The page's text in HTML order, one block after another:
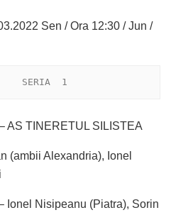
Sen / Ora 12:30 / Jun /
                           SERIA  1
AS TINERETUL SILISTEA
(ambii Alexandria), Ionel
Ionel Nisipeanu (Piatra), Sorin